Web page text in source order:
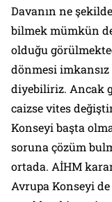
Davanın ne
bilmek mümkün
olduğu
dönmesi
diyebiliriz. Ancak
caizse vites
Konseyi başta
soruna çözüm
ortada. AİHM
Avrupa Konseyi